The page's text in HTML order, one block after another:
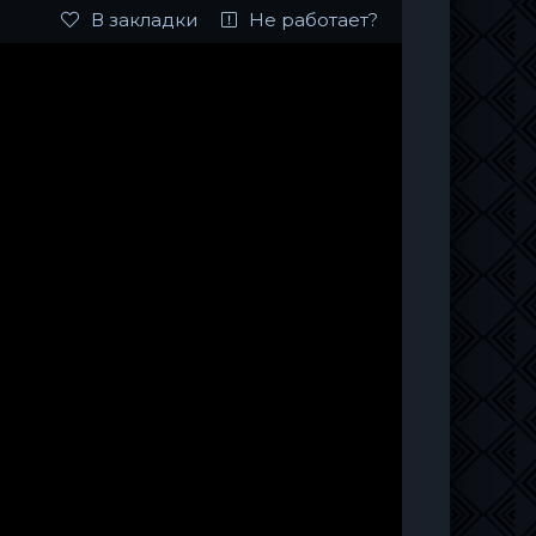
В закладки Не работает?